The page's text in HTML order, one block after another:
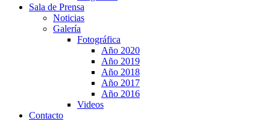
Sala de Prensa
Noticias
Galería
Fotográfica
Año 2020
Año 2019
Año 2018
Año 2017
Año 2016
Videos
Contacto